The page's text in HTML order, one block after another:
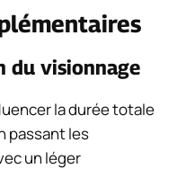
du visionnage
la durée totale
passant les
un léger